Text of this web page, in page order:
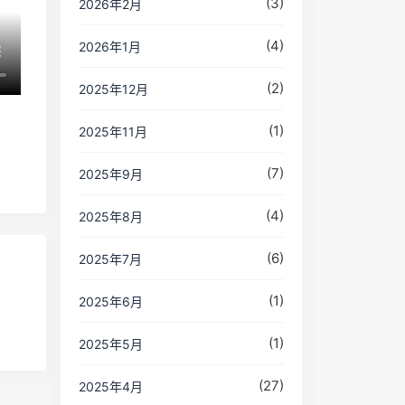
2026年2月
2026年1月 (4)
2025年12月 (2)
2025年11月 (1)
2025年9月 (7)
2025年8月 (4)
2025年7月 (6)
2025年6月 (1)
2025年5月 (1)
2025年4月 (27)